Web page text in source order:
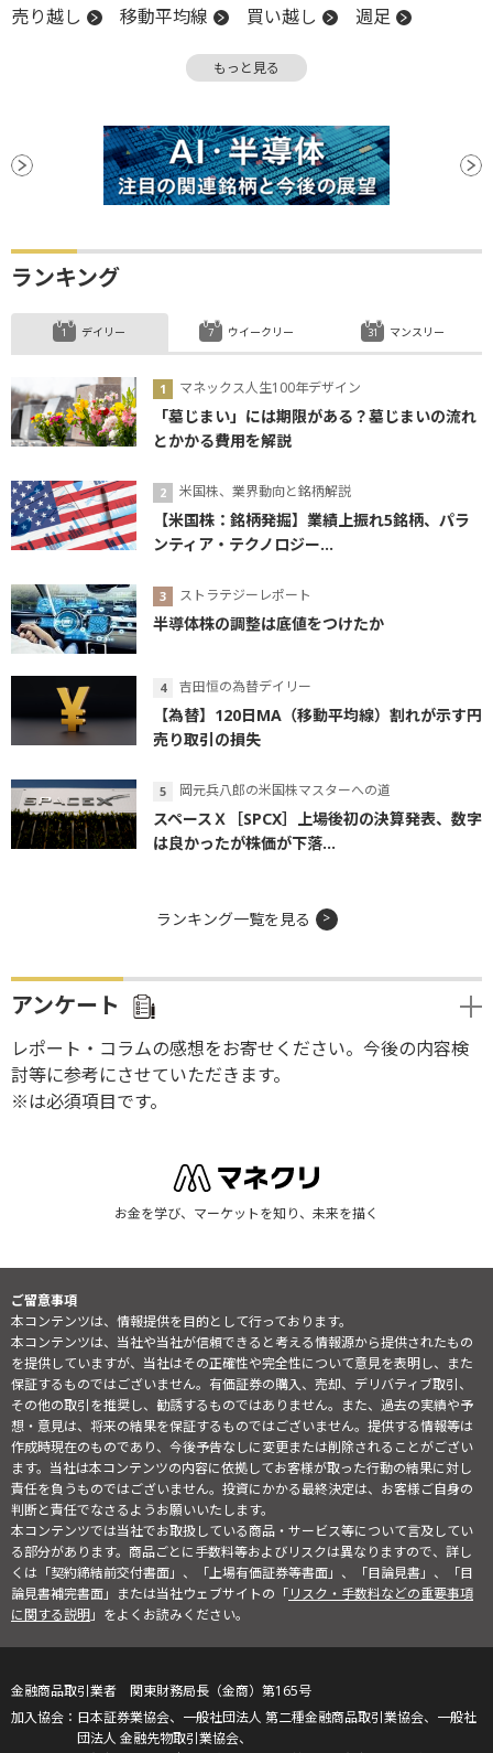
売り越し
移動平均線 買い越し
週足
もっと見る
ランキング
デイリー
マネックス人生100年デザイン
「墓じまい」には期限がある？墓じまいの流れ
とかかる費用を解説
米国株、業界動向と銘柄解説
【米国株：銘柄発掘】業績上振れ5銘柄、パラ
ンティア・テクノロジー...
ストラテジーレポート
半導体株の調整は底値をつけたか
吉田恒の為替デイリー
【為替】120日MA（移動平均線）割れが示す円
売り取引の損失
岡元兵八郎の米国株マスターへの道
スペースＸ［SPCX］上場後初の決算発表、数字
は良かったが株価が下落...
ウイークリー マンスリー
ランキング一覧を見る
アンケート
レポート・コラムの感想をお寄せください。今後の内容検
討等に参考にさせていただきます。
※は必須項目です。
お金を学び、マーケットを知り、未来を描く
ご留意事項
本コンテンツは、情報提供を目的として行っております。
本コンテンツは、当社や当社が信頼できると考える情報源から提供されたもの
を提供していますが、当社はその正確性や完全性について意見を表明し、また
保証するものではございません。有価証券の購入、売却、デリバティブ取引、
その他の取引を推奨し、勧誘するものではありません。また、過去の実績や予
想・意見は、将来の結果を保証するものではございません。提供する情報等は
作成時現在のものであり、今後予告なしに変更または削除されることがござい
ます。当社は本コンテンツの内容に依拠してお客様が取った行動の結果に対し
責任を負うものではございません。投資にかかる最終決定は、お客様ご自身の
判断と責任でなさるようお願いいたします。
本コンテンツでは当社でお取扱している商品・サービス等について言及してい
る部分があります。商品ごとに手数料等およびリスクは異なりますので、詳し
くは「契約締結前交付書面」、「上場有価証券等書面」、「目論見書」、「目
論見書補完書面」または当社ウェブサイトの「リスク・手数料などの重要事項
に関する説明」をよくお読みください。
金融商品取引業者 関東財務局長（金商）第165号
日本証券業協会、一般社団法人 第二種金融商品取引業協会、一般社
団法人 金融先物取引業協会、